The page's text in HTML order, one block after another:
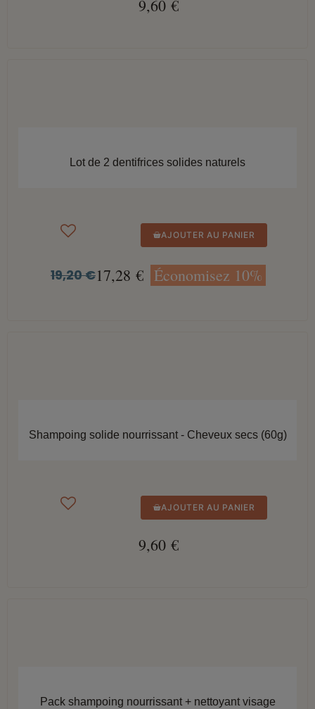
9,60 €
Lot de 2 dentifrices solides naturels
AJOUTER AU PANIER
19,20 €17,28 € Économisez 10%
Shampoing solide nourrissant - Cheveux secs (60g)
AJOUTER AU PANIER
9,60 €
Pack shampoing nourrissant + nettoyant visage